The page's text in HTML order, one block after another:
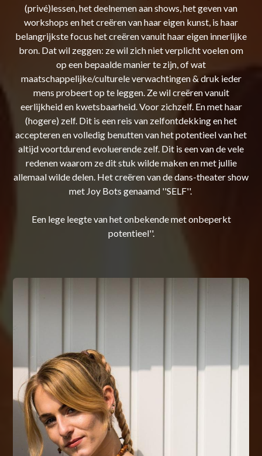
(privé)lessen, het deelnemen aan shows, het geven van
workshops en het creëren van haar eigen kunst, is haar
belangrijkste focus het creëren vanuit haar eigen innerlijke
bron. Dat wil zeggen: ze wil zich niet verplicht voelen om
op een bepaalde manier te zijn, of wat
maatschappelijke/culturele verwachtingen & druk ieder
mens probeert op te leggen. Ze wil creëren vanuit
eerlijkheid en kwetsbaarheid. Voor zichzelf. En met haar
(hogere) zelf. Dit is een reis van zelfontdekking en het
accepteren en volledig benutten van het potentieel van het
altijd voortdurend evoluerende zelf. Dit is een van de vele
redenen waarom ze dit stuk wilde maken en met jullie
allemaal wilde delen. Het creëren van de dans-theater show
met Joy Bots genaamd ''SELF''.
Een lege leegte van het onbekende met onbeperkt
potentieel''.